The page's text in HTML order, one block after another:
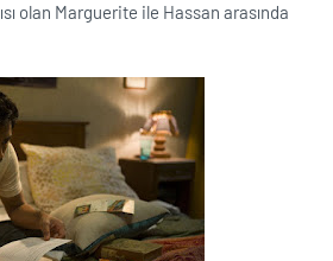
olan Marguerite ile Hassan arasında